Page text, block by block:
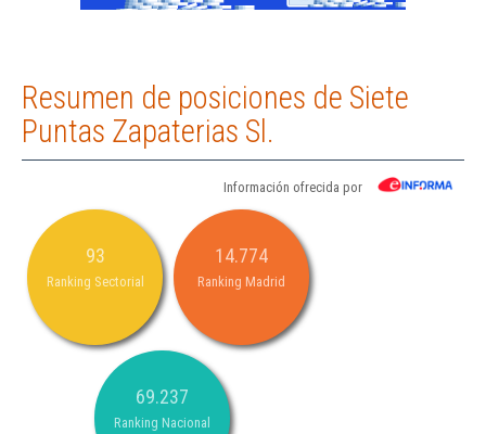
Resumen de posiciones de Siete
Puntas Zapaterias Sl.
Información ofrecida por
93
Ranking Sectorial
14.774
Ranking Madrid
69.237
Ranking Nacional